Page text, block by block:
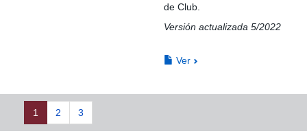
de Club.
Versión actualizada 5/2022
Ver
1 2 3